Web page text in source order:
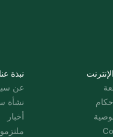
نبذة عنا
عن
نشأة
أخبار